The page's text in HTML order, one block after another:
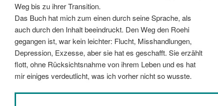
Weg bis zu ihrer Transition.
Das Buch hat mich zum einen durch seine Sprache, als
auch durch den Inhalt beeindruckt. Den Weg den Roehi
gegangen ist, war kein leichter: Flucht, Misshandlungen,
Depression, Exzesse, aber sie hat es geschafft. Sie erzählt
flott, ohne Rücksichtsnahme von ihrem Leben und es hat
mir einiges verdeutlicht, was ich vorher nicht so wusste.